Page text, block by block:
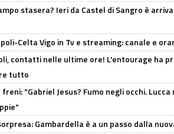
stasera? Ieri da Castel di Sangro è
Celta Vigo in Tv e streaming: canale e
contatti nelle ultime ore! L'entourage ha
tutto
"Gabriel Jesus? Fumo negli occhi.
Gambardella è a un passo dalla